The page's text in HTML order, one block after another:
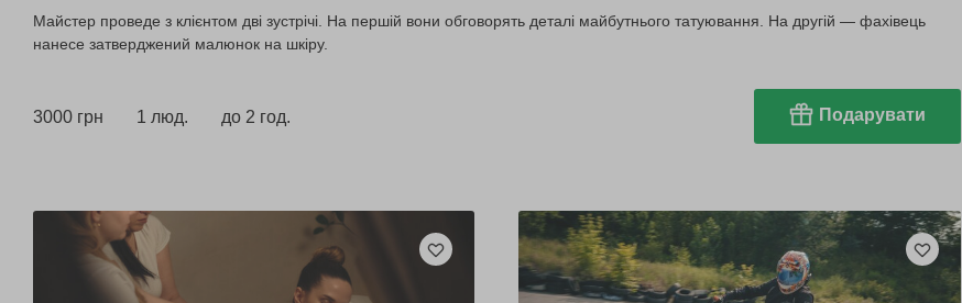
Майстер проведе з клієнтом дві зустрічі. На першій вони обговорять деталі майбутнього татуювання. На другій — фахівець
нанесе затверджений малюнок на шкіру.
3000 грн 1 люд. до 2 год. Подарувати